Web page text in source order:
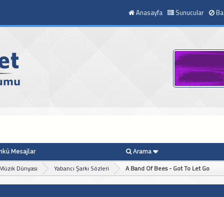
Anasayfa Sunucular
Mesajlar Arama
Dünyası Yabancı Şarkı Sözleri A Band Of Bees - Got To Let Go